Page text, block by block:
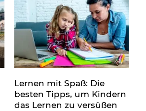
Lernen mit Spaß: Die
besten Tipps, um Kindern
das Lernen zu versüßen